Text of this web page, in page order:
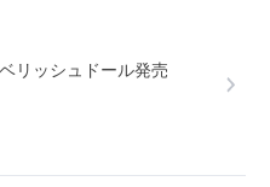
リッシュドール発売